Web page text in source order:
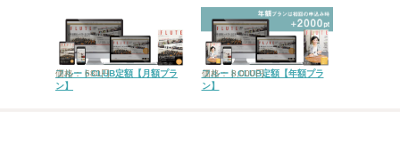
フルートCLUB定額【月額プラ
ン】
価格： 680円
フルートCLUB定額【年額プラ
ン】
価格： 8,000円